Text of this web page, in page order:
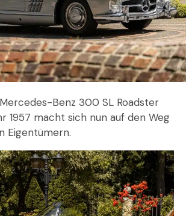
Benz 300 SL Roadster
1957 macht sich nun auf den Weg
Eigentümern.